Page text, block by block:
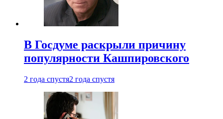
В Госдуме раскрыли причину
популярности Кашпировского
2 года спустя2 года спустя